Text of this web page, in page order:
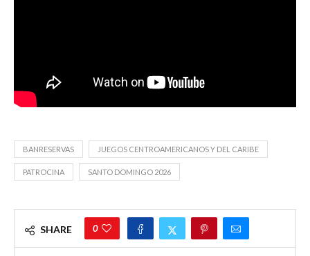
BANRESERVAS JUEGOS CENTROAMERICANOS Y DEL CARIBE
PATROCINA SANTO DOMINGO 2026
SHARE 0